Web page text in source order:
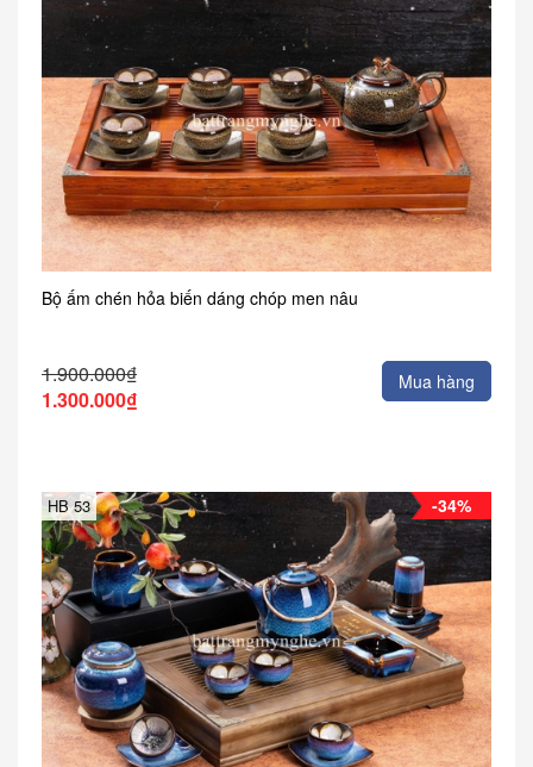
Bộ ấm chén hỏa biến dáng chóp men nâu
1.900.000₫
1.300.000₫
Mua hàng
-34%
HB 53